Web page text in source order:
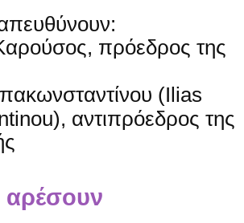
πρόεδρος της
(Ilias
αντιπρόεδρος της